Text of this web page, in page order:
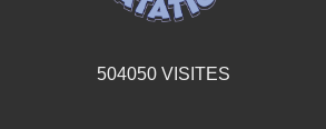
504050 VISITES